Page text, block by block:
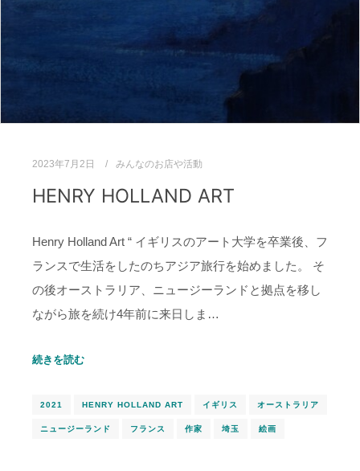
2023年7月2日 みんなのお店や活動
HENRY HOLLAND ART
Henry Holland Art “ イギリスのアート大学を卒業後、フ
ランスで生活をしたのちアジア旅行を始めました。 そ
の後オーストラリア、ニュージーランドと拠点を移し
ながら旅を続け4年前に来日しま…
続きを読む
2021 HENRY HOLLAND ART イギリス オーストラリア
ニュージーランド フランス 作家 埼玉 絵画